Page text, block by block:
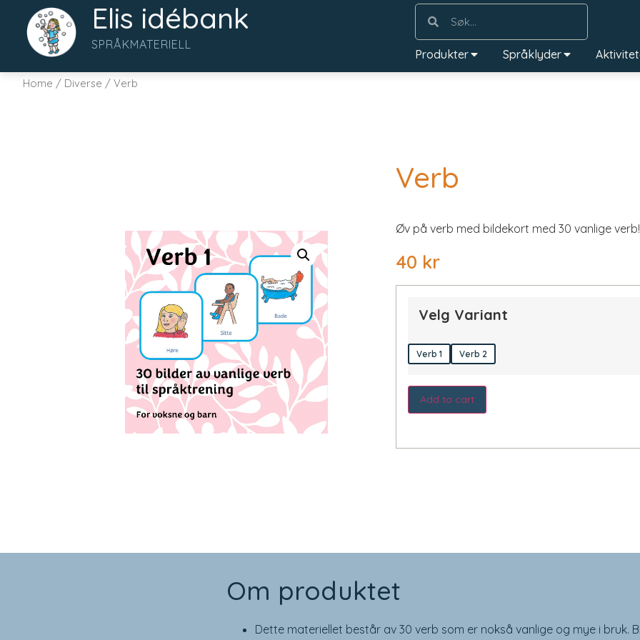
Elis idébank
SPRÅKMATERIELL
Produkter Språklyder
Home / Diverse / Verb
Verb
Øv på verb med bildekort med 30 vanlige verb!
40 kr
Velg Variant
Verb 1 Verb 2
Add to cart
Om produktet
Dette materiellet består av 30 verb som er nokså vanlige og mye i bruk.